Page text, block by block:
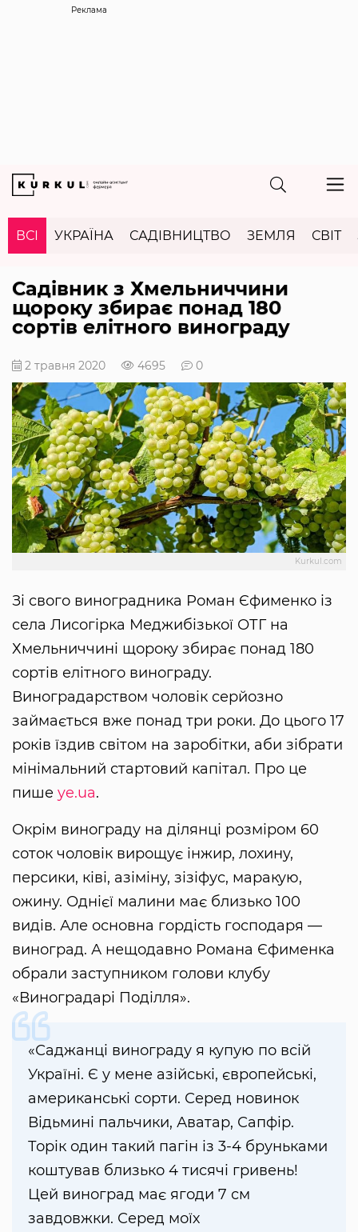
Реклама
ВСІ УКРАЇНА САДІВНИЦТВО ЗЕМЛЯ СВІТ
Садівник з Хмельниччини
щороку збирає понад 180
сортів елітного винограду
2 травня 2020 4695 0
Kurkul.com
Зі свого виноградника Роман Єфименко із
села Лисогірка Меджибізької ОТГ на
Хмельниччині щороку збирає понад 180
сортів елітного винограду.
Виноградарством чоловік серйозно
займається вже понад три роки. До цього 17
років їздив світом на заробітки, аби зібрати
мінімальний стартовий капітал. Про це
пише ye.ua.
Окрім винограду на ділянці розміром 60
соток чоловік вирощує інжир, лохину,
персики, ківі, азіміну, зізіфус, маракую,
ожину. Однієї малини має близько 100
видів. Але основна гордість господаря —
виноград. А нещодавно Романа Єфименка
обрали заступником голови клубу
«Виноградарі Поділля».
«Саджанці винограду я купую по всій
Україні. Є у мене азійські, європейські,
американські сорти. Серед новинок
Відьмині пальчики, Аватар, Сапфір.
Торік один такий пагін із 3-4 бруньками
коштував близько 4 тисячі гривень!
Цей виноград має ягоди 7 см
завдовжки. Серед моїх